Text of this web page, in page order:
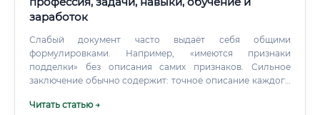
заработок
Слабый документ часто выдаёт себя общими
формулировками. Например, «имеются признаки
подделки» без описания самих признаков. Сильное
заключение обычно содержит: точное описание каждого
применённых методов; описание обнаруженных
Читать статью →